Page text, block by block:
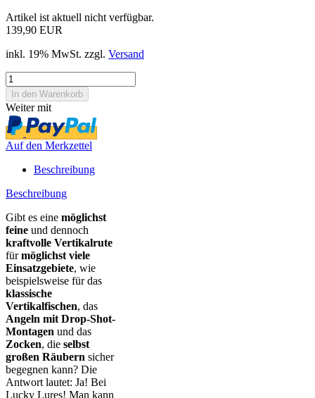
Artikel ist aktuell nicht verfügbar.
139,90 EUR
inkl. 19% MwSt. zzgl. Versand
Weiter mit
Auf den Merkzettel
Beschreibung
Beschreibung
Gibt es eine möglichst
feine und dennoch
kraftvolle Vertikalrute
fürmöglichst viele
Einsatzgebiete, wie
beispielsweise für das
klassische
Vertikalfischen, das
Angeln mit Drop-Shot-
Montagen und das
Zocken, die selbst
großen Räubern sicher
begegnen kann? Die
Antwort lautet: Ja! Bei
Lucky Lures! Man kann